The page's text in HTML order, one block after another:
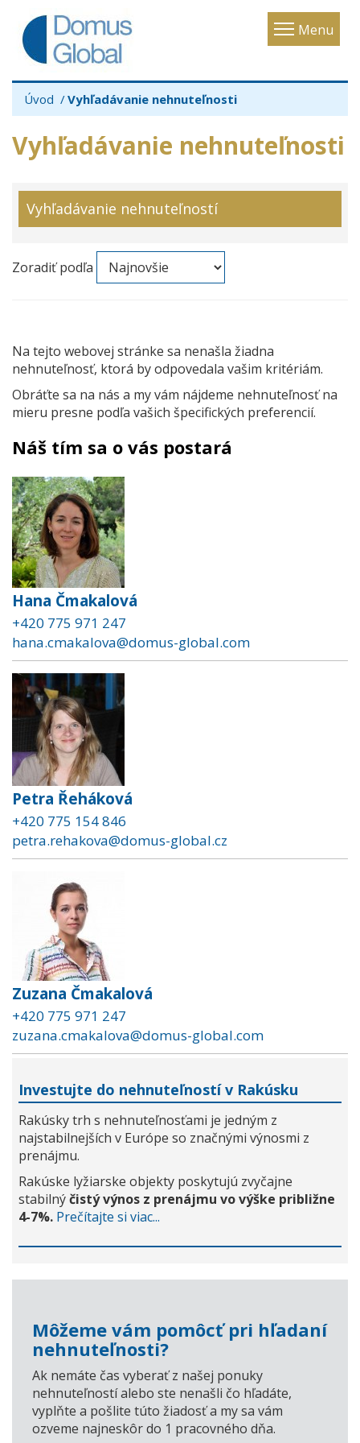
Menu
Toggle
Úvod Vyhľadávanie nehnuteľnosti
Vyhľadávanie nehnuteľnosti
Vyhľadávanie nehnuteľností
Zoradiť podľa
Na tejto webovej stránke sa nenašla žiadna
nehnuteľnosť, ktorá by odpovedala vašim kritériám.
Obráťte sa na nás a my vám nájdeme nehnuteľnosť na
mieru presne podľa vašich špecifických preferencií.
Náš tím sa o vás postará
Hana Čmakalová
+420 775 971 247
hana.cmakalova@domus-global.com
Petra Řeháková
+420 775 154 846
petra.rehakova@domus-global.cz
Zuzana Čmakalová
+420 775 971 247
zuzana.cmakalova@domus-global.com
Investujte do nehnuteľností v Rakúsku
Rakúsky trh s nehnuteľnosťami je jedným z
najstabilnejších v Európe so značnými výnosmi z
prenájmu.
Rakúske lyžiarske objekty poskytujú zvyčajne
stabilnýčistý výnos z prenájmu vo výške približne
4-7%. Prečítajte si viac...
Môžeme vám pomôcť pri hľadaní
nehnuteľnosti?
Ak nemáte čas vyberať z našej ponuky
nehnuteľností alebo ste nenašli čo hľadáte,
vyplňte a pošlite túto žiadosť a my sa vám
ozveme najneskôr do 1 pracovného dňa.